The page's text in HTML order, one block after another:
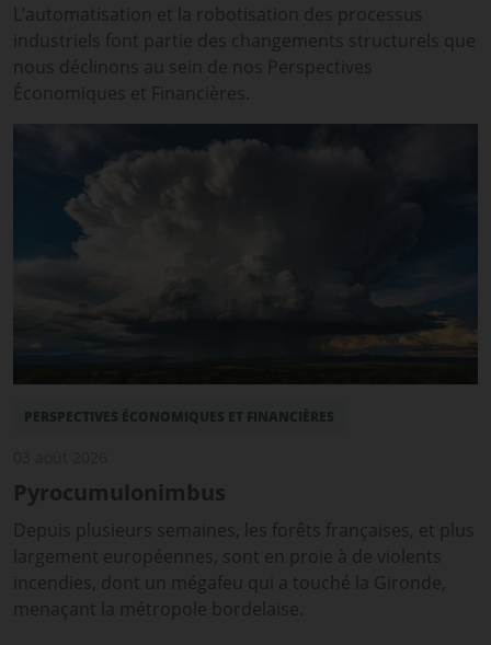
L’automatisation et la robotisation des processus
industriels font partie des changements structurels que
nous déclinons au sein de nos Perspectives
Économiques et Financières.
PERSPECTIVES ÉCONOMIQUES ET FINANCIÈRES
Pyrocumulonimbus
Depuis plusieurs semaines, les forêts françaises, et plus
largement européennes, sont en proie à de violents
incendies, dont un mégafeu qui a touché la Gironde,
menaçant la métropole bordelaise.